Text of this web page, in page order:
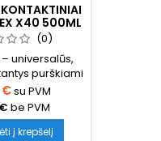
X40 500ML
(0)
universalūs,
purškiami
klijai, skirti
įvairių
ir apdailos
Ypač
€su PVM
be PVM
į krepšelį